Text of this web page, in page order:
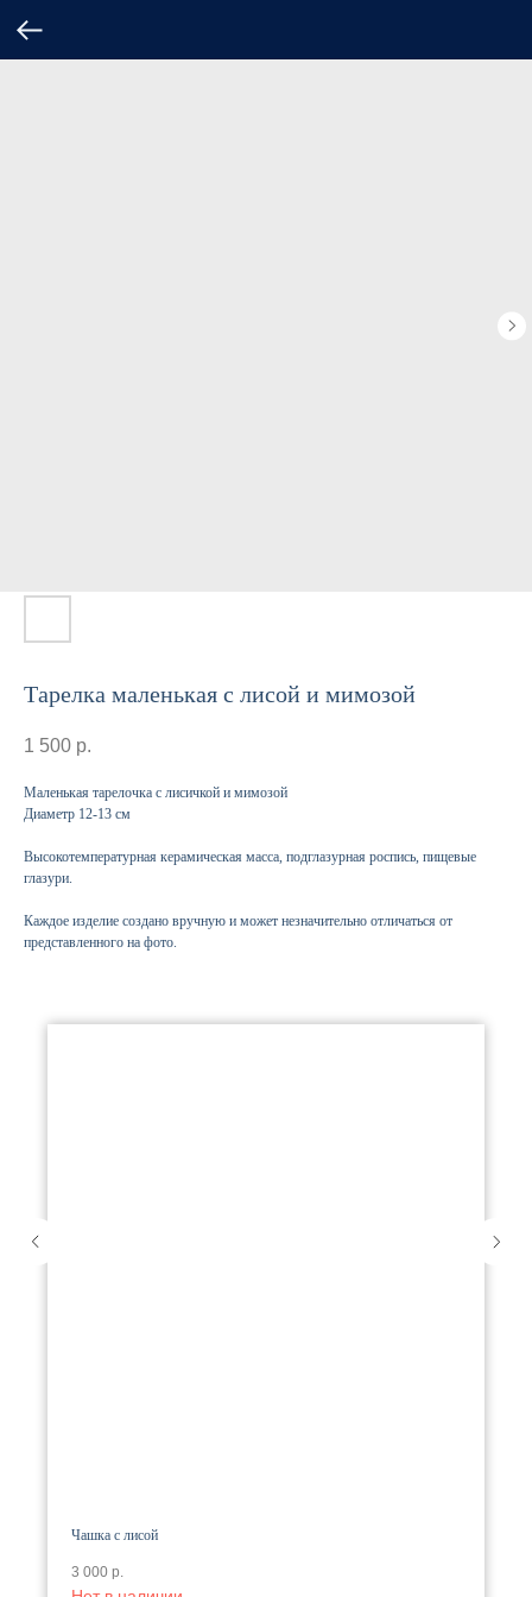
Тарелка маленькая с лисой и мимозой
1 500 р.
Маленькая тарелочка с лисичкой и мимозой
Диаметр 12-13 см
Высокотемпературная керамическая масса, подглазурная роспись, пищевые
глазури.
Каждое изделие создано вручную и может незначительно отличаться от
представленного на фото.
Чашка с лисой
3 000 р.